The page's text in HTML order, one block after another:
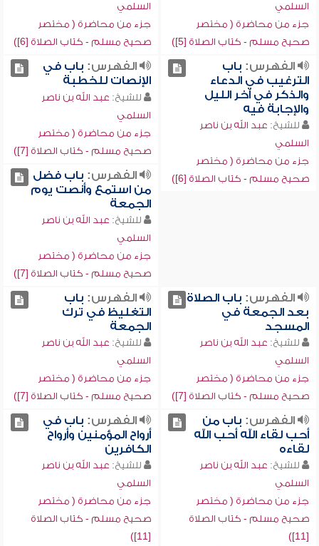
السلمي
جزء من محاضرة ( مختصر
صحيح مسلم - كتاب الصلاة [5])
السلمي
جزء من محاضرة ( مختصر
صحيح مسلم - كتاب الصلاة [6])
الفهرس: باب
الترغيب في الدعاء
والذكر في آخر الليل
والإجابة فيه
للشيخ: عبد الله بن ناصر
السلمي
جزء من محاضرة ( مختصر
صحيح مسلم - كتاب الصلاة [6])
الفهرس: باب في
الإنصات للخطبة
للشيخ: عبد الله بن ناصر
السلمي
جزء من محاضرة ( مختصر
صحيح مسلم - كتاب الصلاة [7])
الفهرس: باب فضل
من استمع وأنصت يوم
الجمعة
للشيخ: عبد الله بن ناصر
السلمي
جزء من محاضرة ( مختصر
صحيح مسلم - كتاب الصلاة [7])
الفهرس: باب الصلاة
بعد الجمعة في
المسجد
للشيخ: عبد الله بن ناصر
السلمي
جزء من محاضرة ( مختصر
صحيح مسلم - كتاب الصلاة [7])
الفهرس: باب
التغليظ في ترك
الجمعة
للشيخ: عبد الله بن ناصر
السلمي
جزء من محاضرة ( مختصر
صحيح مسلم - كتاب الصلاة [7])
الفهرس: باب من
أحب لقاء الله أحب الله
لقاءه
للشيخ: عبد الله بن ناصر
السلمي
جزء من محاضرة ( مختصر
صحيح مسلم - كتاب الصلاة
[11])
الفهرس: باب في
أرواح المؤمنين وأرواح
الكافرين
للشيخ: عبد الله بن ناصر
السلمي
جزء من محاضرة ( مختصر
صحيح مسلم - كتاب الصلاة
[11])